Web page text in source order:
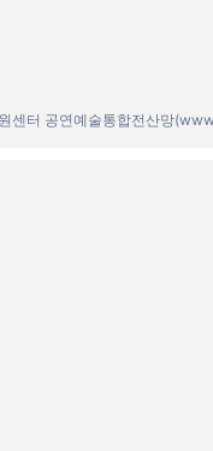
센터 공연예술통합전산망